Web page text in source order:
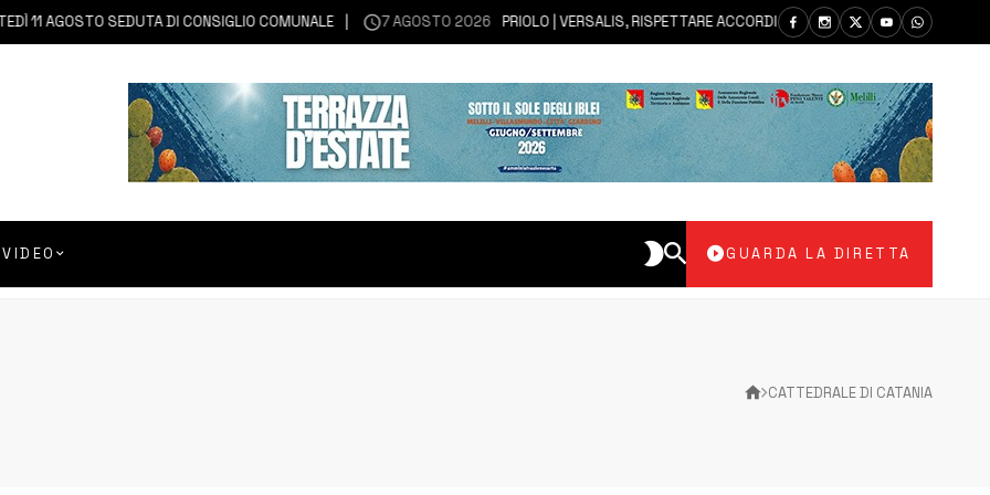
11 AGOSTO SEDUTA DI CONSIGLIO COMUNALE 7 AGOSTO 2026 PRIOLO | VERSALIS, RISPETTARE ACCORDI SU SALVAGUARDIA DEI POSTI DI
VIDEO GUARDA LA DIRETTA
CATTEDRALE DI CATANIA